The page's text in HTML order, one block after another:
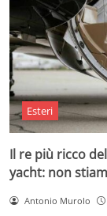
Esteri
Il re più ricco
yacht: non
Antonio Murolo